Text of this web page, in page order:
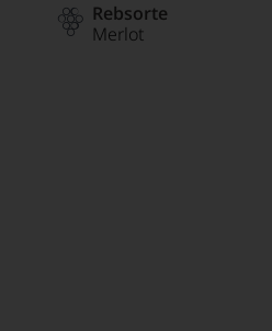
Rebsorte
Merlot